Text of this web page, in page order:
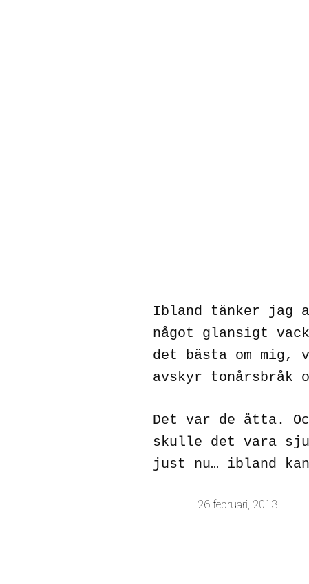
Ibland tänker jag
något glansigt
det bästa om
avskyr tonårsbråk
Det var de åtta.
skulle det vara
just nu… ibland
26 februari, 2013